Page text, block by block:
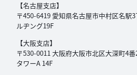
【名古屋支店】
〒450-6419 愛知県名古屋市中村区名駅3
ルヂング19F
【大阪支店】
〒530-0011 大阪府大阪市北区大深町4
タワーA 14F